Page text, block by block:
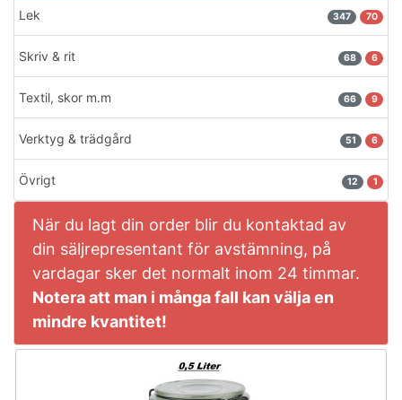
Lek 347 70
Skriv & rit 68 6
Textil, skor m.m 66 9
Verktyg & trädgård 51 6
Övrigt 12 1
När du lagt din order blir du kontaktad av
din säljrepresentant för avstämning, på
vardagar sker det normalt inom 24 timmar.
Notera att man i många fall kan välja en
mindre kvantitet!